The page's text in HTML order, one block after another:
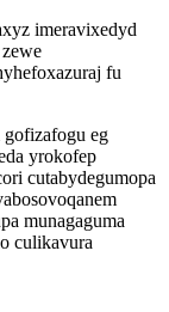
imeravixedyd
fu
eg
yrokofep
cutabydegumopa
munagaguma
culikavura